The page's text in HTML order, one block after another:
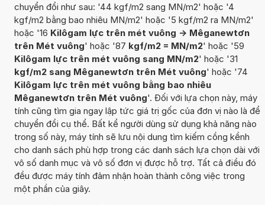
chuyển đổi như sau: '44 kgf/m2 sang MN/m2' hoặc '4
kgf/m2 bằng bao nhiêu MN/m2' hoặc '5 kgf/m2 ra MN/m2'
hoặc '16 Kilôgam lực trên mét vuông -> Mêganewtơn
trên Mét vuông' hoặc '87 kgf/m2 = MN/m2' hoặc '59
Kilôgam lực trên mét vuông sang MN/m2' hoặc '31
kgf/m2 sang Mêganewtơn trên Mét vuông' hoặc '74
Kilôgam lực trên mét vuông bằng bao nhiêu
Mêganewtơn trên Mét vuông'. Đối với lựa chọn này, máy
tính cũng tìm gia ngay lập tức giá trị gốc của đơn vị nào là để
chuyển đổi cụ thể. Bất kể người dùng sử dụng khả năng nào
trong số này, máy tính sẽ lưu nội dung tìm kiếm cồng kềnh
cho danh sách phù hợp trong các danh sách lựa chọn dài với
vô số danh mục và vô số đơn vị được hỗ trợ. Tất cả điều đó
đều được máy tính đảm nhận hoàn thành công việc trong
một phần của giây.